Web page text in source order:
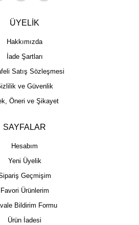
ÜYELİK
Hakkımızda
İade Şartları
Satış Sözleşmesi
ve Güvenlik
Öneri ve Şikayet
SAYFALAR
Hesabım
Yeni Üyelik
Geçmişim
Favori Ürünlerim
Bildirim Formu
Ürün İadesi